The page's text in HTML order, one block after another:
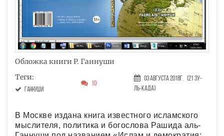
Обложка книги Р. Ганнуши
Теги:
Ганнуши
10
03 Августа 2018г. (21 Зу-
ль-када)
В Москве издана книга известного исламского
мыслителя, политика и богослова Рашида аль-